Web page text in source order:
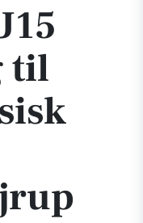
til